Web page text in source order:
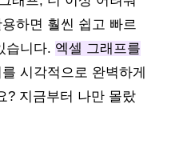
하면 훨씬 쉽고 빠르
습니다. 엑셀 그래프를
시각적으로 완벽하게
? 지금부터 나만 몰랐